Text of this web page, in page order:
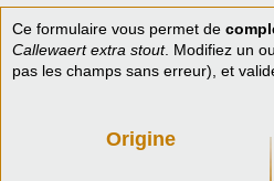
Ce formulaire vous permet de
Callewaert extra stout. Modifiez un
pas les champs sans erreur), et
Origine